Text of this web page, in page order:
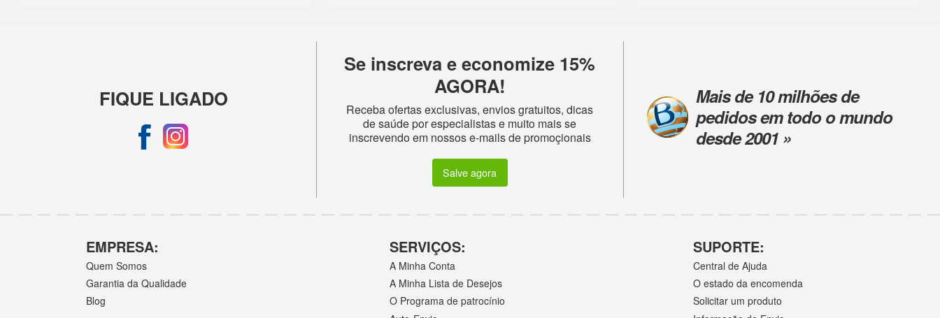
FIQUE LIGADO
Se inscreva e economize 15%
AGORA!
Receba ofertas exclusivas, envios gratuitos, dicas
de saúde por especialistas e muito mais se
inscrevendo em nossos e-mails de promoçionais
Salve agora
Mais de 10 milhões de
pedidos em todo o mundo
desde 2001 »
EMPRESA:
Quem Somos
Garantia da Qualidade
Blog
SERVIÇOS:
A Minha Conta
A Minha Lista de Desejos
O Programa de patrocínio
SUPORTE:
Central de Ajuda
O estado da encomenda
Solicitar um produto